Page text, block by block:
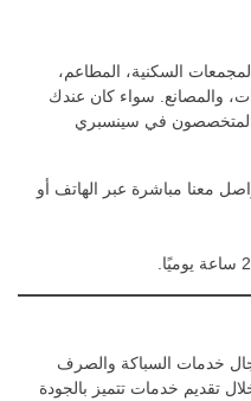
السكنية، المطاعم،
والمصانع. سواء كان عندك
في سينسبري
معنا مباشرة عبر الهاتف أو
خدمات السباكة والصرف
تقديم خدمات تتميز بالجودة